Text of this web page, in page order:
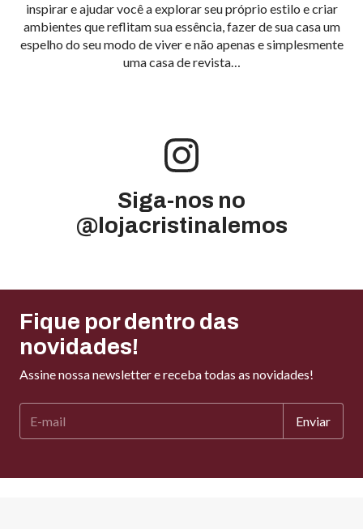
inspirar e ajudar você a explorar seu próprio estilo e criar
ambientes que reflitam sua essência, fazer de sua casa um
espelho do seu modo de viver e não apenas e simplesmente
uma casa de revista…
Siga-nos no
@lojacristinalemos
Fique por dentro das
novidades!
Assine nossa newsletter e receba todas as novidades!